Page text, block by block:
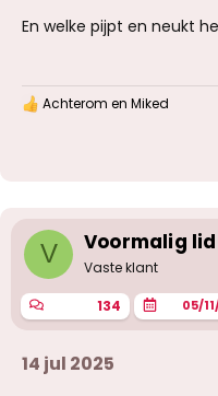
Aline-Erika
Claudia bj
tegenover witte
* en ohja
naar wat
En welke pijpt en neukt
W
n
g
n
:
Achterom en Miked
V Voormalig lid
Vaste klant
134 05/
14 jul 2025